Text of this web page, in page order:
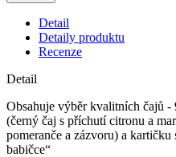
Detail
Detaily produktu
Recenze
Detail
Obsahuje výběr kvalitních čajů
(černý čaj s příchutí citronu a
pomeranče a zázvoru) a
babičce“